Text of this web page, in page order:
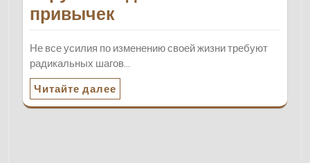
привычек
Не все усилия по изменению своей жизни требуют
радикальных шагов…
Читайте далее